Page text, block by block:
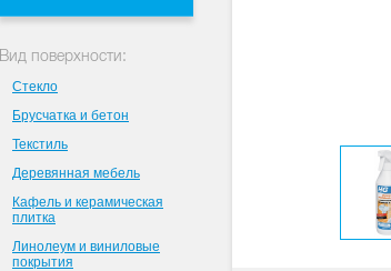
Вид поверхности:
Стекло
Брусчатка и бетон
Текстиль
Деревянная мебель
Кафель и керамическая
плитка
Линолеум и виниловые
покрытия